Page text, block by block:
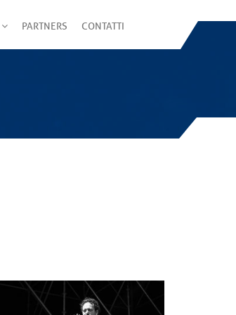
PARTNERS CONTATTI